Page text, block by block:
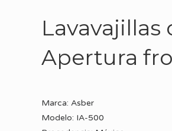
Lavavajillas
Apertura
Marca: Asber
Modelo: IA-500